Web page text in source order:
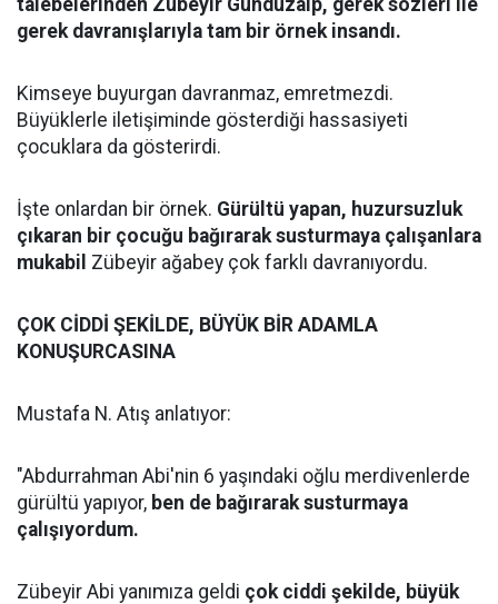
talebelerinden Zübeyir Gündüzalp, gerek sözleri ile
gerek davranışlarıyla tam bir örnek insandı.
Kimseye buyurgan davranmaz, emretmezdi.
Büyüklerle iletişiminde gösterdiği hassasiyeti
çocuklara da gösterirdi.
İşte onlardan bir örnek. Gürültü yapan, huzursuzluk
çıkaran bir çocuğu bağırarak susturmaya çalışanlara
mukabil Zübeyir ağabey çok farklı davranıyordu.
ÇOK CİDDİ ŞEKİLDE, BÜYÜK BİR ADAMLA
KONUŞURCASINA
Mustafa N. Atış anlatıyor:
"Abdurrahman Abi'nin 6 yaşındaki oğlu merdivenlerde
gürültü yapıyor, ben de bağırarak susturmaya
çalışıyordum.
Zübeyir Abi yanımıza geldi çok ciddi şekilde, büyük